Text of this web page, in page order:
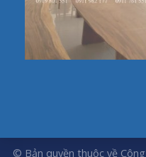
© Bản quyền thuộc về